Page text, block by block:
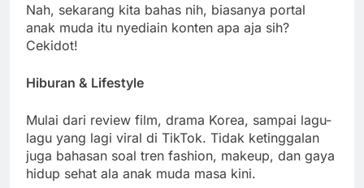
Nah, sekarang kita bahas nih, biasanya portal
anak muda itu nyediain konten apa aja sih?
Cekidot!
Hiburan & Lifestyle
Mulai dari review film, drama Korea, sampai lagu-
lagu yang lagi viral di TikTok. Tidak ketinggalan
juga bahasan soal tren fashion, makeup, dan gaya
hidup sehat ala anak muda masa kini.